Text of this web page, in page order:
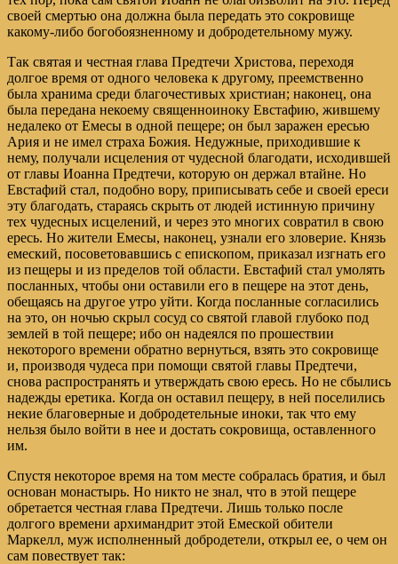
своей смертью она должна была передать это сокровище
какому-либо богобоязненному и добродетельному мужу.
Так святая и честная глава Предтечи Христова, переходя
долгое время от одного человека к другому, преемственно
была хранима среди благочестивых христиан; наконец, она
была передана некоему священноиноку Евстафию, жившему
недалеко от Емесы в одной пещере; он был заражен ересью
Ария и не имел страха Божия. Недужные, приходившие к
нему, получали исцеления от чудесной благодати, исходившей
от главы Иоанна Предтечи, которую он держал втайне. Но
Евстафий стал, подобно вору, приписывать себе и своей ереси
эту благодать, стараясь скрыть от людей истинную причину
тех чудесных исцелений, и через это многих совратил в свою
ересь. Но жители Емесы, наконец, узнали его зловерие. Князь
емеский, посоветовавшись с епископом, приказал изгнать его
из пещеры и из пределов той области. Евстафий стал умолять
посланных, чтобы они оставили его в пещере на этот день,
обещаясь на другое утро уйти. Когда посланные согласились
на это, он ночью скрыл сосуд со святой главой глубоко под
землей в той пещере; ибо он надеялся по прошествии
некоторого времени обратно вернуться, взять это сокровище
и, производя чудеса при помощи святой главы Предтечи,
снова распространять и утверждать свою ересь. Но не сбылись
надежды еретика. Когда он оставил пещеру, в ней поселились
некие благоверные и добродетельные иноки, так что ему
нельзя было войти в нее и достать сокровища, оставленного
им.
Спустя некоторое время на том месте собралась братия, и был
основан монастырь. Но никто не знал, что в этой пещере
обретается честная глава Предтечи. Лишь только после
долгого времени архимандрит этой Емеской обители
Маркелл, муж исполненный добродетели, открыл ее, о чем он
сам повествует так: